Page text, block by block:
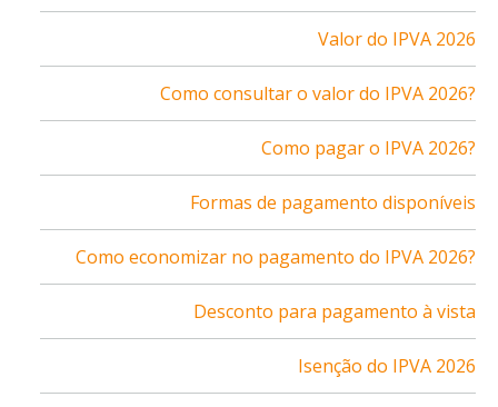
Valor do IPVA 2026
Como consultar o valor do IPVA 2026?
Como pagar o IPVA 2026?
Formas de pagamento disponíveis
Como economizar no pagamento do IPVA 2026?
Desconto para pagamento à vista
Isenção do IPVA 2026